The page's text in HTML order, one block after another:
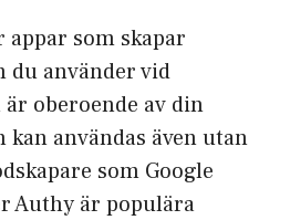
som skapar
du använder vid
oberoende av din
användas även utan
som Google
Authy är populära